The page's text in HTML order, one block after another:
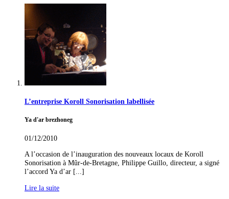
L’entreprise Koroll Sonorisation labellisée
Ya d'ar brezhoneg
01/12/2010
A l’occasion de l’inauguration des nouveaux locaux de Koroll
Sonorisation à Mûr-de-Bretagne, Philippe Guillo, directeur, a signé
l’accord Ya d’ar [...]
Lire la suite